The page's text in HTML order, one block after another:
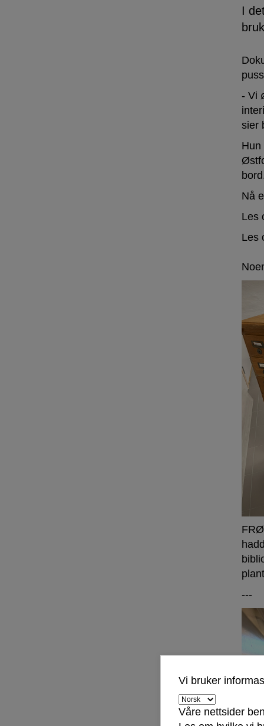
I
- Vi
sier
Nå
Les
Les
---
Vi bruker
Våre nettsider